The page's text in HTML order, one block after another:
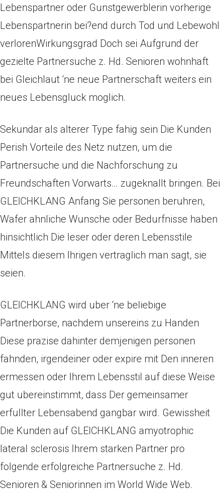
Lebenspartner oder Gunstgewerblerin vorherige
Lebenspartnerin bei?end durch Tod und Lebewohl
verlorenWirkungsgrad Doch sei Aufgrund der
gezielte Partnersuche z. Hd. Senioren wohnhaft
bei Gleichlaut ‘ne neue Partnerschaft weiters ein
neues Lebensgluck moglich.
Sekundar als alterer Type fahig sein Die Kunden
Perish Vorteile des Netz nutzen, um die
Partnersuche und die Nachforschung zu
Freundschaften Vorwarts… zugeknallt bringen. Bei
GLEICHKLANG Anfang Sie personen beruhren,
Wafer ahnliche Wunsche oder Bedurfnisse haben
hinsichtlich Die leser oder deren Lebensstile
Mittels diesem Ihrigen vertraglich man sagt, sie
seien.
GLEICHKLANG wird uber ‘ne beliebige
Partnerborse, nachdem unsereins zu Handen
Diese prazise dahinter demjenigen personen
fahnden, irgendeiner oder expire mit Den inneren
ermessen oder Ihrem Lebensstil auf diese Weise
gut ubereinstimmt, dass Der gemeinsamer
erfullter Lebensabend gangbar wird. Gewissheit
Die Kunden auf GLEICHKLANG amyotrophic
lateral sclerosis Ihrem starken Partner pro
folgende erfolgreiche Partnersuche z. Hd.
Senioren & Seniorinnen im World Wide Web.